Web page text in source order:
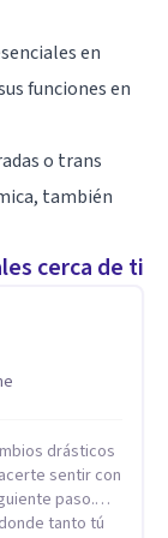
en
funciones en
o trans
también
cerca de ti
drásticos
sentir con
paso.
tanto tú